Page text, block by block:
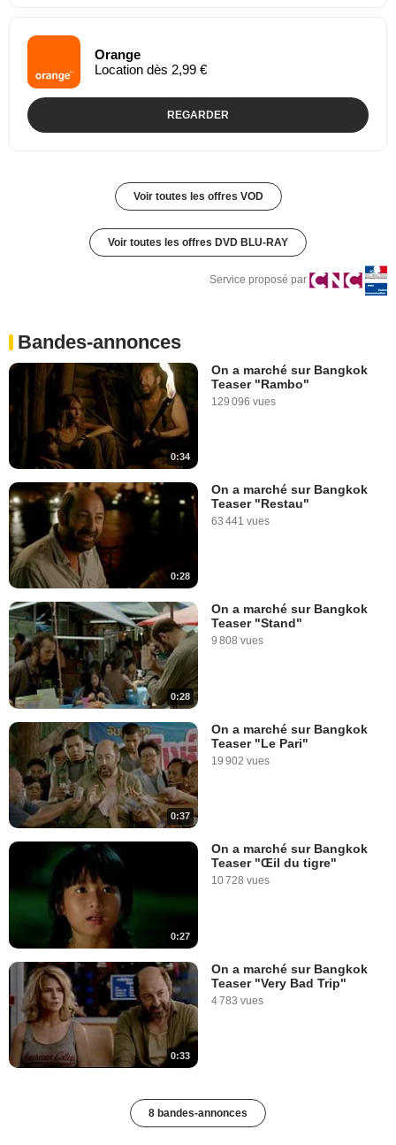
Orange
Location dès 2,99 €
REGARDER
Voir toutes les offres VOD
Voir toutes les offres DVD BLU-RAY
Service proposé par
Bandes-annonces
0:34
On a marché sur Bangkok
Teaser "Rambo"
129 096 vues
0:28
On a marché sur Bangkok
Teaser "Restau"
63 441 vues
0:28
On a marché sur Bangkok
Teaser "Stand"
9 808 vues
0:37
On a marché sur Bangkok
Teaser "Le Pari"
19 902 vues
0:27
On a marché sur Bangkok
Teaser "Œil du tigre"
10 728 vues
0:33
On a marché sur Bangkok
Teaser "Very Bad Trip"
4 783 vues
8 bandes-annonces